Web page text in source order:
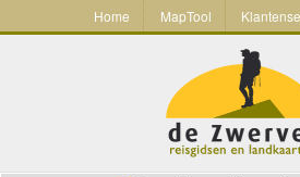
Home MapTool